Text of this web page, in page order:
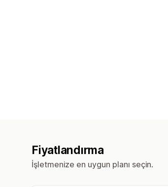
Fiyatlandırma
İşletmenize en uygun planı seçin.